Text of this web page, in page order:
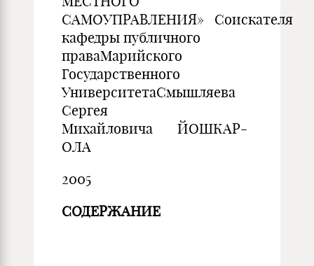
САМОУПРАВЛЕНИЯ» Соискателя
кафедры публичного
праваМарийского
Государственного
УниверситетаСмышляева
Сергея
Михайловича ЙОШКАР-
ОЛА
2005
СОДЕРЖАНИЕ